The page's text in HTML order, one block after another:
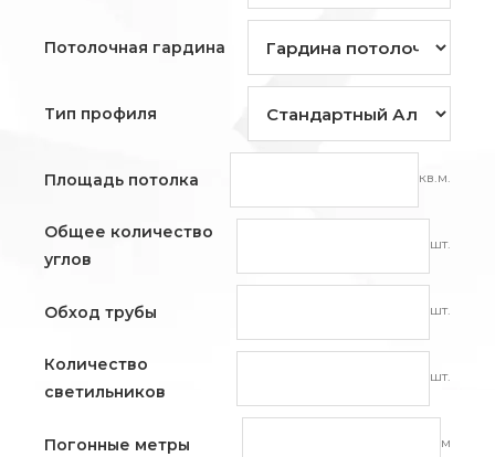
Потолочная гардина
Тип профиля
Площадь потолка кв.м.
Общее количество
углов
шт.
Обход трубы шт.
Количество
светильников
шт.
Погонные метры м